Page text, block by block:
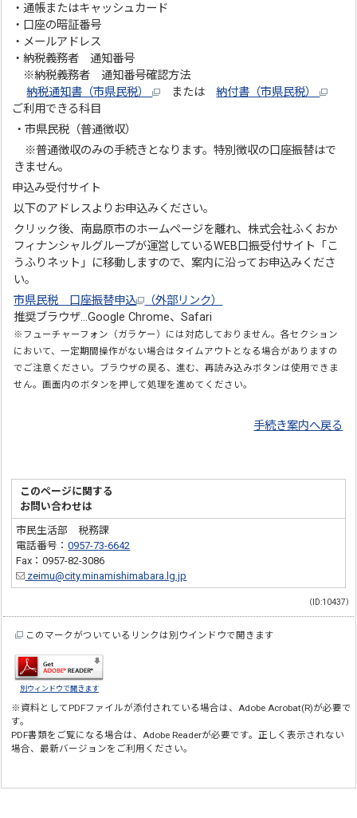
・通帳またはキャッシュカード
・口座の暗証番号
・メールアドレス
・納税義務者 通知番号
※納税義務者 通知番号確認方法
納税通知書（市県民税）
または納付書（市県民税）
ご利用できる科目
・市県民税（普通徴収）
※普通徴収のみの手続きとなります。特別徴収の口座振替はで
きません。
申込み受付サイト
以下のアドレスよりお申込みください。
クリック後、南島原市のホームページを離れ、株式会社ふくおか
フィナンシャルグループが運営しているWEB口振受付サイト「こ
うふりネット」に移動しますので、案内に沿ってお申込みくださ
い。
市県民税 口座振替申込
（外部リンク）
推奨ブラウザ…Google Chrome、Safari
※ フューチャーフォン（ガラケー）には対応しておりません。各セクション
において、一定期間操作がない場合はタイムアウトとなる場合がありますの
でご注意ください。ブラウザの戻る、進む、再読み込みボタンは使用できま
せん。画面内のボタンを押して処理を進めてください。
手続き案内へ戻る
このページに関する
お問い合わせは
市民生活部 税務課
電話番号：0957-73-6642
Fax：0957-82-3086
zeimu@city.minamishimabara.lg.jp
（ID:10437）
このマークがついているリンクは別ウインドウで開きます
別ウィンドウで開きます
※資料としてPDFファイルが添付されている場合は、Adobe Acrobat(R)が必要で
す。
PDF書類をご覧になる場合は、Adobe Readerが必要です。正しく表示されない
場合、最新バージョンをご利用ください。